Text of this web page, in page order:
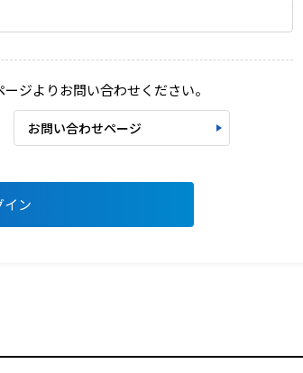
ジよりお問い合わせください。
お問い合わせページ
イン